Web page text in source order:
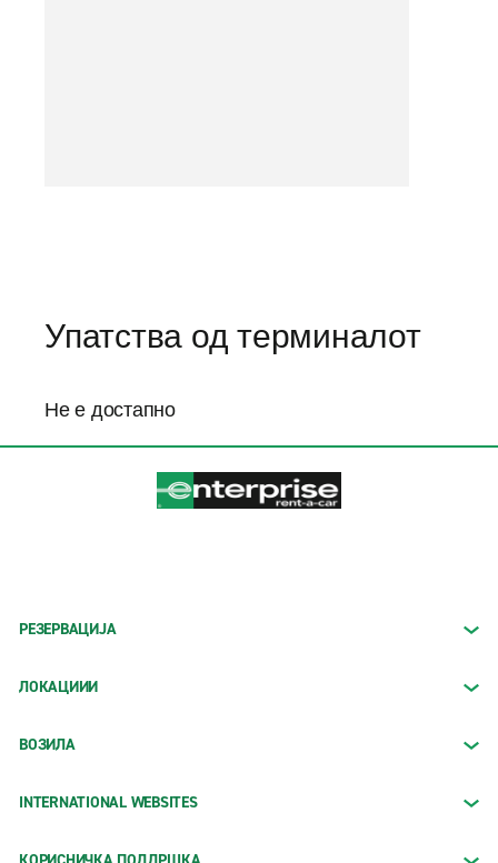
Упатства од терминалот
Не е достапно
РЕЗЕРВАЦИЈА
ЛОКАЦИИИ
ВОЗИЛА
INTERNATIONAL WEBSITES